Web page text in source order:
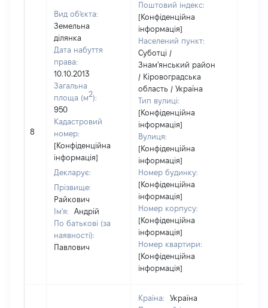
8
Вид об'єкта:
Земельна
ділянка
Дата набуття
права:
10.10.2013
Загальна
площа (м2):
950
Кадастровий
номер:
[Конфіденційна
інформація]
Декларує:
Прізвище:
Райкович
Ім'я:
Андрій
По батькові (за
наявності):
Павлович
Поштовий індекс:
[Конфіденційна
інформація]
Населений пункт:
Суботці /
Знам'янський район
/ Кіровоградська
область / Україна
Тип вулиці:
[Конфіденційна
інформація]
Вулиця:
[Конфіденційна
інформація]
Номер будинку:
[Конфіденційна
інформація]
Номер корпусу:
[Конфіденційна
інформація]
Номер квартири:
[Конфіденційна
інформація]
Країна:
Україна